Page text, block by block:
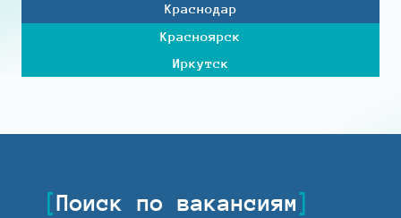
Краснодар
Красноярск
Иркутск
Поиск по вакансиям